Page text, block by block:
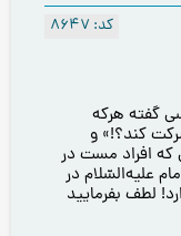
کد: 8647
گفته هركه
کند؟!» و
که افراد مست در
عليه‌السّلام در
لطف بفرمايید